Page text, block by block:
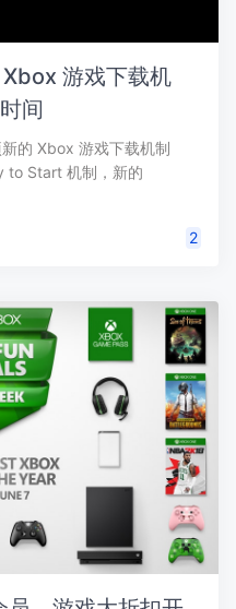
游戏下载机
间
的 Xbox 游戏下载机制
to Start 机制，新的
2